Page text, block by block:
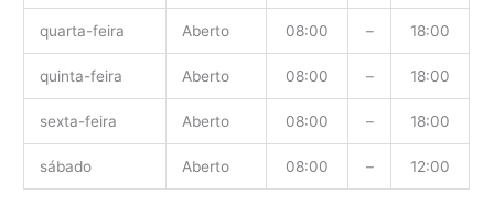
quarta-feira Aberto 08:00 – 18:00
quinta-feira Aberto 08:00 – 18:00
sexta-feira Aberto 08:00 – 18:00
sábado Aberto 08:00 – 12:00